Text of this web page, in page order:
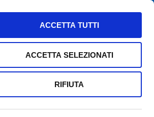
ACCETTA TUTTI
ACCETTA SELEZIONATI
RIFIUTA
MAPPE PARCHEGGI CONTATTI
NEWS